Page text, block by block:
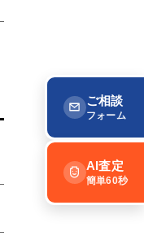
ご相談
フォーム
AI査定
簡単60秒